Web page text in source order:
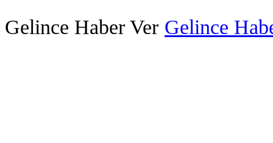
Gelince Haber Ver Gelince